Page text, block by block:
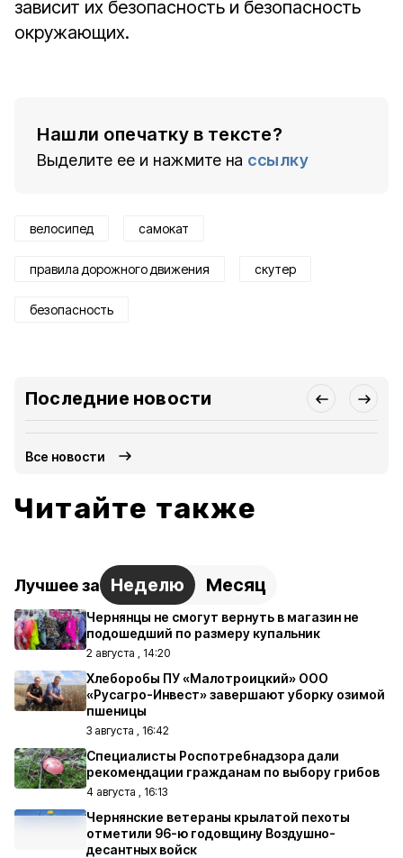
зависит их безопасность и безопасность
окружающих.
Нашли опечатку в тексте?
Выделите ее и нажмите на ссылку
велосипед самокат
правила дорожного движения скутер
безопасность
Последние новости
Все новости
Читайте также
Лучшее за Неделю Месяц
Чернянцы не смогут вернуть в магазин не
подошедший по размеру купальник
2 августа , 14:20
Хлеборобы ПУ «Малотроицкий» ООО
«Русагро-Инвест» завершают уборку озимой
пшеницы
3 августа , 16:42
Специалисты Роспотребнадзора дали
рекомендации гражданам по выбору грибов
4 августа , 16:13
Чернянские ветераны крылатой пехоты
отметили 96-ю годовщину Воздушно-
десантных войск